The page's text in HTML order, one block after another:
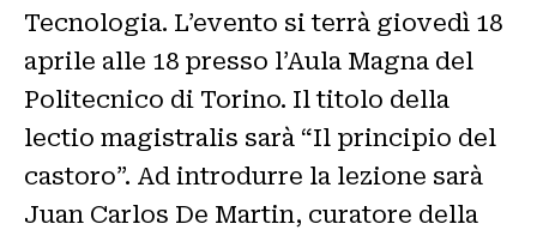
Tecnologia. L’evento si terrà giovedì 18
aprile alle 18 presso l’Aula Magna del
Politecnico di Torino. Il titolo della
lectio magistralis sarà “Il principio del
castoro”. Ad introdurre la lezione sarà
Juan Carlos De Martin, curatore della